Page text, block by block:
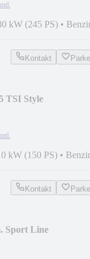
mtl.
kW (245 PS) •
Kontakt
TSI Style
mtl.
kW (150 PS) •
Kontakt
Sport Line